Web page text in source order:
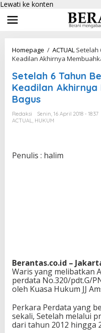
Lewati ke konten
Homepage / ACTUAL Setelah
Keadilan Akhirnya
Setelah 6 Tahun
Keadilan Akhirnya
Bagus
Redaksi
Senin, 16 April 2018 - 18:37
ACTUAL, HUKUM
Penulis : halim
Berantas.co.id –
Waris yang melibatkan
perdata No.320/pdt.G/
oleh Kuasa Hukum JJ
Perkara Perdata yang
sekali, Setelah melalui
dari tahun 2012 hingga